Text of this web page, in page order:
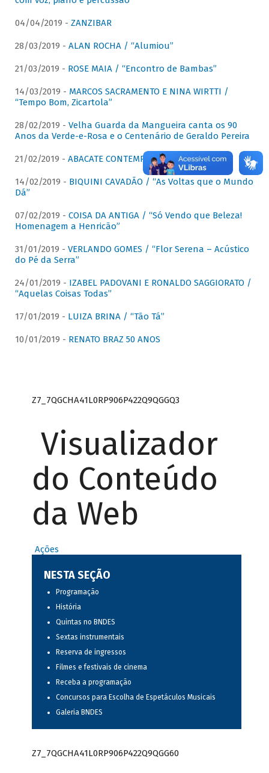
04/04/2019 - ZANZIBAR
28/03/2019 - ALAN ROCHA / “Alumiou”
21/03/2019 - ROSE MAIA / “Encontro de Bambas”
14/03/2019 - MARCOS SACRAMENTO E NINA WIRTTI /
“Tempo Bom, Zicartola”
28/02/2019 - Velha Guarda da Mangueira canta os 90
Anos da Verde-e-Rosa e o Centenário de Geraldo Pereira
21/02/2019 - ABACATE CONTEMPORÂNEO
14/02/2019 - BIQUINI CAVADÃO / “As Voltas que o Mundo
Dá”
07/02/2019 - COISA DA ANTIGA / “Só Vendo que Beleza!
Homenagem a Henricão”
31/01/2019 - VERLANDO GOMES / “Flor Serena – Acústico
do Pé da Serra”
24/01/2019 - IZABEL PADOVANI E RONALDO SAGGIORATO /
“Aquelas Coisas Todas”
17/01/2019 - LUIZA BRINA / “Tão Tá”
10/01/2019 - RENATO BRAZ 50 ANOS
Z7_7QGCHA41L0RP906P422Q9QGGQ3
Visualizador
do Conteúdo
da Web
Ações
NESTA SEÇÃO
Programação
História
Quintas no BNDES
Sextas instrumentais
Reserva de ingressos
Filmes e festivais de cinema
Receba a programação
Concursos para Escolha de Espetáculos Musicais
Galeria BNDES
Z7_7QGCHA41L0RP906P422Q9QGG60